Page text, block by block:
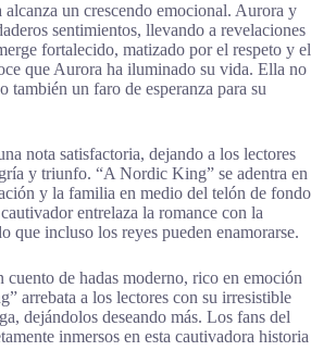
un crescendo emocional. Aurora y
sentimientos, llevando a revelaciones
fortalecido, matizado por el respeto y el
que Aurora ha iluminado su vida. Ella no
también un faro de esperanza para su
nota satisfactoria, dejando a los lectores
y triunfo. “A Nordic King” se adentra en
y la familia en medio del telón de fondo
entrelaza la romance con la
que incluso los reyes pueden enamorarse.
de hadas moderno, rico en emoción
arrebata a los lectores con su irresistible
dejándolos deseando más. Los fans del
inmersos en esta cautivadora historia